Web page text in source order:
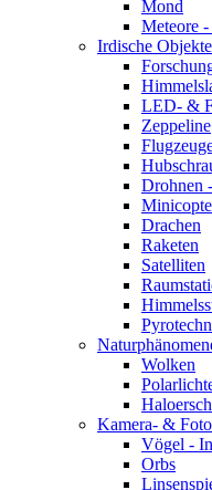
Mond
Meteore
Irdische Objekte
LED- &
Zeppeline
Drohnen
Drachen
Raketen
Satelliten
Wolken
Kamera- &
Vögel -
Orbs